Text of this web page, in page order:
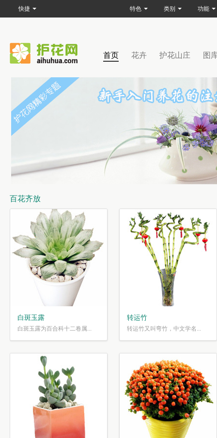
首页 花卉 护花山庄 图
百花齐放
白斑玉露
白斑玉露为百合科十二卷属...
转运竹
转运竹又叫弯竹，中文学名...
快捷 特色 类别 功能